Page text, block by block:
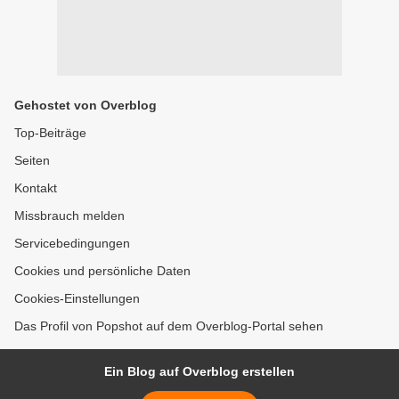
Gehostet von Overblog
Top-Beiträge
Seiten
Kontakt
Missbrauch melden
Servicebedingungen
Cookies und persönliche Daten
Cookies-Einstellungen
Das Profil von Popshot auf dem Overblog-Portal sehen
Ein Blog auf Overblog erstellen